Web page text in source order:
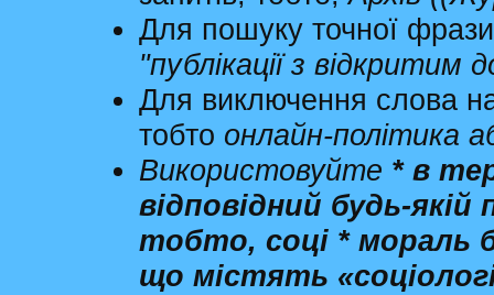
Для пошуку точної
"публікації з відкритим
Для виключення слова
тобто онлайн-політика
Використовуйте * в
відповідний будь-
тобто, соці * мораль
що містять